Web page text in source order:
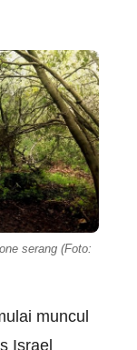
serang (Foto:
muncul
Israel